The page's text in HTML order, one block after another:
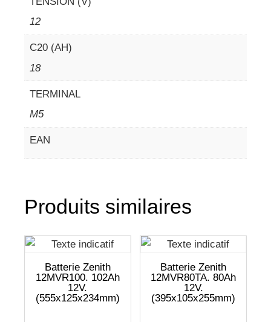
12
C20 (AH)
18
TERMINAL
M5
EAN
Produits similaires
Batterie Zenith
12MVR100. 102Ah
12V.
(555x125x234mm)
Batterie Zenith
12MVR80TA. 80Ah
12V.
(395x105x255mm)